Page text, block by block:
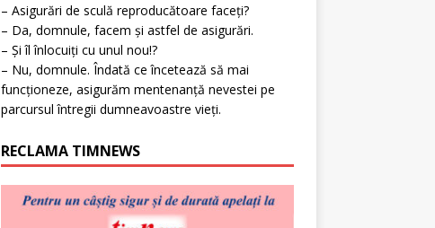
– Asigurări de sculă reproducătoare faceți?
– Da, domnule, facem și astfel de asigurări.
– Și îl înlocuiți cu unul nou!?
– Nu, domnule. Îndată ce încetează să mai
funcționeze, asigurăm mentenanță nevestei pe
parcursul întregii dumneavoastre vieți.
RECLAMA TIMNEWS